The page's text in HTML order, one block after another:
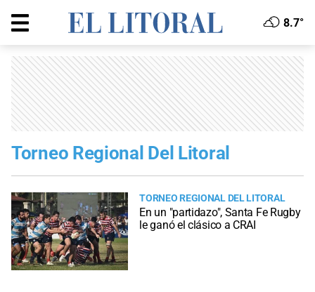
8.7°
Torneo Regional Del Litoral
TORNEO REGIONAL DEL LITORAL
En un "partidazo", Santa Fe Rugby
le ganó el clásico a CRAI